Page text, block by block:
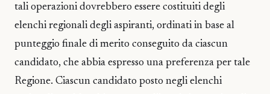
tali operazioni dovrebbero essere costituiti degli
elenchi regionali degli aspiranti, ordinati in base al
punteggio finale di merito conseguito da ciascun
candidato, che abbia espresso una preferenza per tale
Regione. Ciascun candidato posto negli elenchi